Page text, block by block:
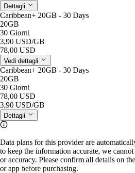
Dettagli
Caribbean+ 20GB - 30 Days
20GB
30 Giorni
3,90 USD/GB
78,00 USD
Vedi dettagli
Caribbean+ 20GB - 30 Days
20GB
30 Giorni
78,00 USD
3,90 USD/GB
Dettagli
Data plans for this provider are
to keep the information accurate, we cannot
or accuracy. Please confirm all details on
or app before purchasing.